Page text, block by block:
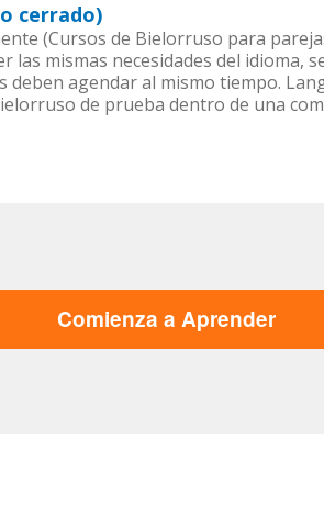
cerrado)
(Cursos de Bielorruso para
mismas necesidades del idioma,
deben agendar al mismo tiempo.
de prueba dentro de una
Comienza a Aprender